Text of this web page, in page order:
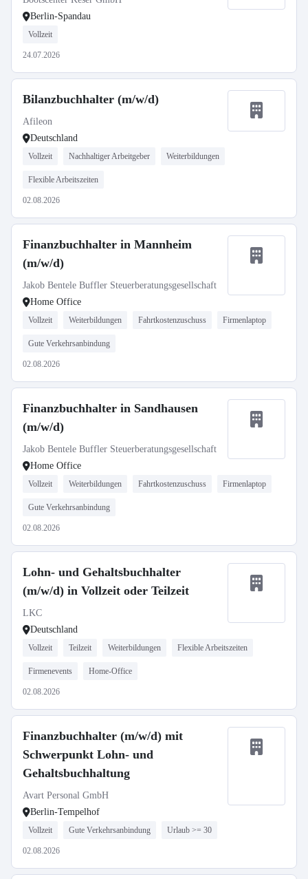
Berlin-Spandau
Vollzeit
24.07.2026
Bilanzbuchhalter (m/w/d)
Afileon
Deutschland
Vollzeit Nachhaltiger Arbeitgeber Weiterbildungen
Flexible Arbeitszeiten
02.08.2026
Finanzbuchhalter in Mannheim
(m/w/d)
Jakob Bentele Buffler Steuerberatungsgesellschaft
Home Office
Vollzeit Weiterbildungen Fahrtkostenzuschuss Firmenlaptop
Gute Verkehrsanbindung
02.08.2026
Finanzbuchhalter in Sandhausen
(m/w/d)
Jakob Bentele Buffler Steuerberatungsgesellschaft
Home Office
Vollzeit Weiterbildungen Fahrtkostenzuschuss Firmenlaptop
Gute Verkehrsanbindung
02.08.2026
Lohn- und Gehaltsbuchhalter
(m/w/d) in Vollzeit oder Teilzeit
LKC
Deutschland
Vollzeit Teilzeit Weiterbildungen Flexible Arbeitszeiten
Firmenevents Home-Office
02.08.2026
Finanzbuchhalter (m/w/d) mit
Schwerpunkt Lohn- und
Gehaltsbuchhaltung
Avart Personal GmbH
Berlin-Tempelhof
Vollzeit Gute Verkehrsanbindung Urlaub >= 30
02.08.2026